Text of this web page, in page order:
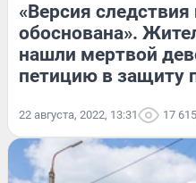
«Версия
обоснована».
нашли мертвой
петицию в защиту
22 августа, 2022, 13:31 17 615